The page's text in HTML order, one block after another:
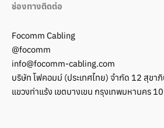
ช่องทางติดต่อ
Focomm Cabling
@focomm
info@focomm-cabling.com
บริษัท โฟคอมม์ (ประเทศไทย) จำกัด 12 สุขา
แขวงท่าแร้ง เขตบางเขน กรุงเทพมหานคร